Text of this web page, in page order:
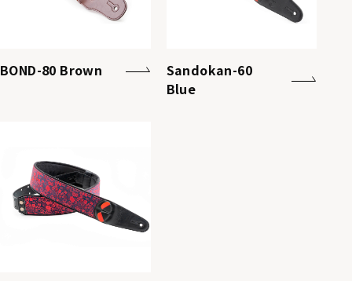
BOND-80 Brown
Sandokan-60
Blue